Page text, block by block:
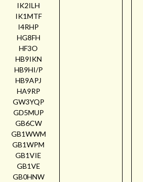
IK2ILH
IK1MTF
I4RHP
HG8FH
HF3O
HB9IKN
HB9HI/P
HB9APJ
HA9RP
GW3YQP
GD5MUP
GB6CW
GB1WWM
GB1WPM
GB1VIE
GB1VE
GB0HNW